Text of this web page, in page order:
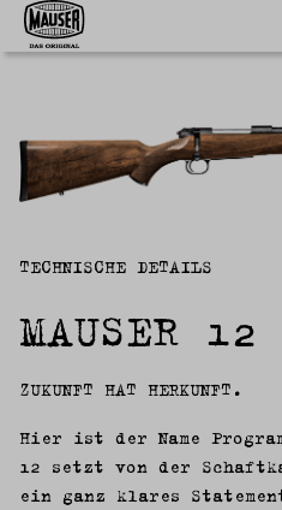
TECHNISCHE DETAILS
MAUSER 12
ZUKUNFT HAT HERKUNFT.
Hier ist der Name
12 setzt von der
ein ganz klares